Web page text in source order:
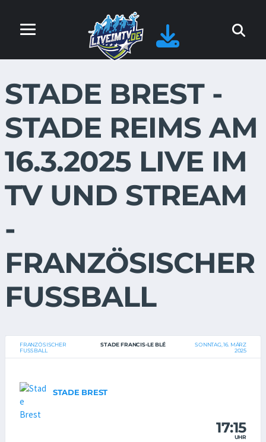
STADE BREST -
STADE REIMS AM
16.3.2025 LIVE IM
TV UND STREAM
-
FRANZÖSISCHER
FUSSBALL
FRANZÖSISCHER
FUSSBALL
STADE FRANCIS-LE BLÉ
SONNTAG, 16. MÄRZ
2025
STADE BREST
17:15
UHR